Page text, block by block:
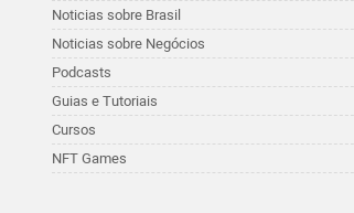
Noticias sobre Brasil
Noticias sobre Negócios
Podcasts
Guias e Tutoriais
Cursos
NFT Games